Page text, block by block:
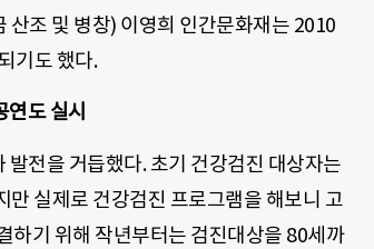
조 및 병창) 이영희 인간문화재는 2010
기도 했다.
도 실시
전을 거듭했다. 초기 건강검진 대상자는
실제로 건강검진 프로그램을 해보니 고
하기 위해 작년부터는 검진대상을 80세까